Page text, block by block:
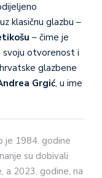
klasičnu glazbu –
– čime je
svoju otvorenost i
glazbene
Grgić, u ime
je 1984. godine
su dobivali
a 2023. godine, na